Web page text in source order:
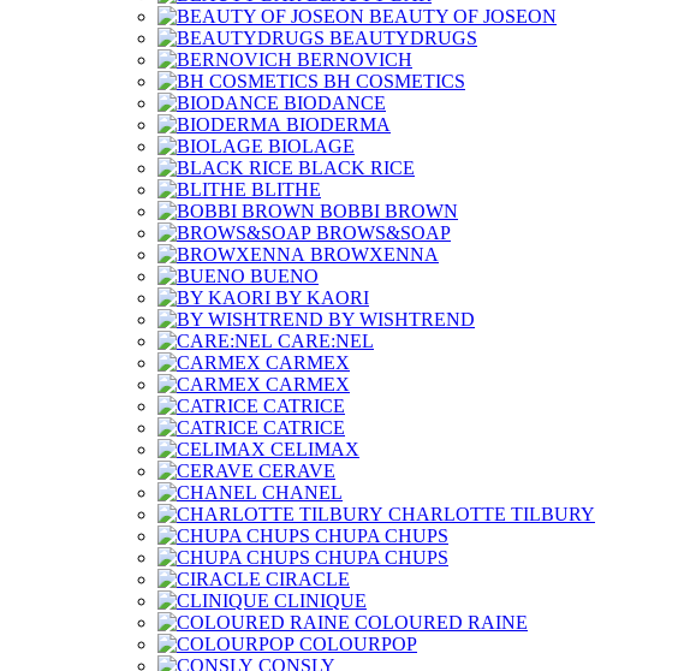
BEAUTY OF JOSEON
BEAUTYDRUGS
BERNOVICH
BH COSMETICS
BIODANCE
BIODERMA
BIOLAGE
BLACK RICE
BLITHE
BOBBI BROWN
BROWS&SOAP
BROWXENNA
BUENO
BY KAORI
BY WISHTREND
CARE:NEL
CARMEX
CARMEX
CATRICE
CATRICE
CELIMAX
CERAVE
CHANEL
CHARLOTTE TILBURY
CHUPA CHUPS
CHUPA CHUPS
CIRACLE
CLINIQUE
COLOURED RAINE
COLOURPOP
CONSLY